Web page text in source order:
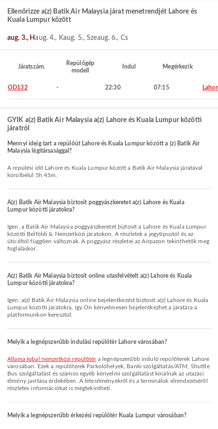
Ellenőrizze a(z) Batik Air Malaysia járat menetrendjét Lahore és
Kuala Lumpur között
aug. 3., Haug. 4., Kaug. 5., Szeaug. 6., Cs
Járatszám.
Repülőgép
modell
Indul Megérkezik
OD132 - 22:30 07:15
GYIK a(z) Batik Air Malaysia a(z) Lahore és Kuala Lumpur közötti
járatról
Mennyi ideig tart a repülőút Lahore és Kuala Lumpur között a (z) Batik Air
Malaysia légitársasággal?
A repülési idő Lahore és Kuala Lumpur között a Batik Air Malaysia járatával
körülbelül 5h 45m.
A(z) Batik Air Malaysia biztosít poggyászkeretet a(z) Lahore és Kuala
Lumpur közötti járatokra?
Igen, a Batik Air Malaysia poggyászkeretet biztosít a Lahore és Kuala Lumpur
közötti Belföldi & Nemzetközi járatokon. A részletek a jegytípustól és az
úticéltól függően változnak. A poggyász részletei az Airpazon tekinthetők meg
foglaláskor.
A(z) Batik Air Malaysia biztosít online utasfelvételt a(z) Lahore és Kuala
Lumpur közötti járatokra?
Igen, a(z) Batik Air Malaysia online bejelentkezést biztosít a(z) Lahore és Kuala
Lumpur közötti járatokra, így Ön kényelmesen bejelentkezhet a járatára a
platformunkon keresztül.
Melyik a legnépszerűbb indulási repülőtér Lahore városában?
Allama Iqbal nemzetközi repülőtéra legnépszerűbb induló repülőterek Lahore
városában. Ezek a repülőterek Parkolóhelyek, Banki szolgáltatás/ATM, Shuttle
Bus szolgáltatást és számos egyéb kényelmi szolgáltatást kínálnak az utazási
élmény javítása érdekében. A létesítményekről és a terminálok elrendezéséről
részletes információkat is megtekintheti.
Melyik a legnépszerűbb érkezési repülőtér Kuala Lumpur városában?